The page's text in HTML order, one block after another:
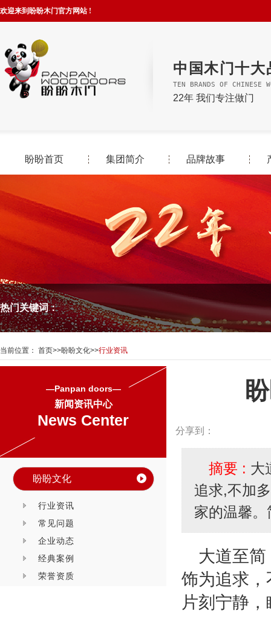
欢迎来到盼盼木门官方网站 !
中国木门十大
TEN BRANDS OF CHINESE
22年 我们专注做门
盼盼首页 集团简介 品牌故事
热门关键词：
当前位置： 首页>>盼盼文化>>行业资讯
—Panpan doors—
新闻资讯中心
News Center
盼盼文化
行业资讯
常见问题
企业动态
经典案例
荣誉资质
分享到：
摘要 : 大
追求,不加
家的温馨
大道至
饰为追求
片刻宁静